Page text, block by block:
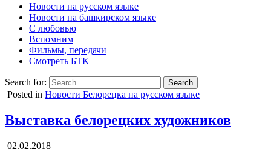
Новости на русском языке
Новости на башкирском языке
С любовью
Вспомним
Фильмы, передачи
Смотреть БТК
Search for:
Posted in Новости Белорецка на русском языке
Выставка белорецких художников
02.02.2018